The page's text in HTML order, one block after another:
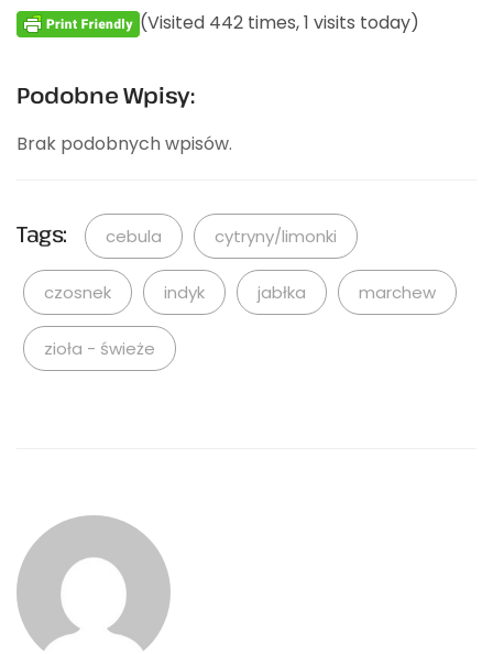
(Visited 442 times, 1 visits today)
Podobne Wpisy:
Brak podobnych wpisów.
Tags: cebula cytryny/limonki
czosnek indyk jabłka marchew
zioła - świeże